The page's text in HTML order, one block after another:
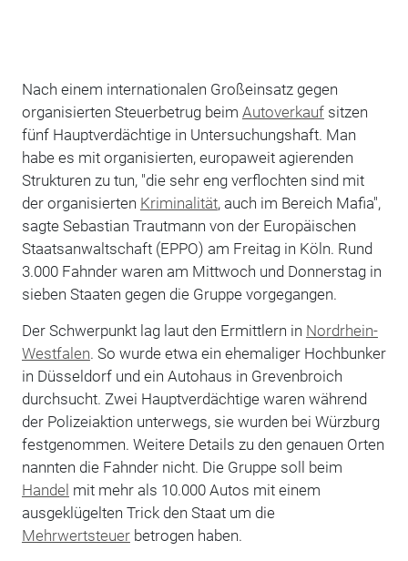
Nach einem internationalen Großeinsatz gegen
organisierten Steuerbetrug beim Autoverkaufsitzen
fünf Hauptverdächtige in Untersuchungshaft. Man
habe es mit organisierten, europaweit agierenden
Strukturen zu tun, "die sehr eng verflochten sind mit
der organisierten Kriminalität, auch im Bereich Mafia",
sagte Sebastian Trautmann von der Europäischen
Staatsanwaltschaft (EPPO) am Freitag in Köln. Rund
3.000 Fahnder waren am Mittwoch und Donnerstag in
sieben Staaten gegen die Gruppe vorgegangen.
Der Schwerpunkt lag laut den Ermittlern in Nordrhein-
Westfalen. So wurde etwa ein ehemaliger Hochbunker
in Düsseldorf und ein Autohaus in Grevenbroich
durchsucht. Zwei Hauptverdächtige waren während
der Polizeiaktion unterwegs, sie wurden bei Würzburg
festgenommen. Weitere Details zu den genauen Orten
nannten die Fahnder nicht. Die Gruppe soll beim
Handel mit mehr als 10.000 Autos mit einem
ausgeklügelten Trick den Staat um die
Mehrwertsteuerbetrogen haben.